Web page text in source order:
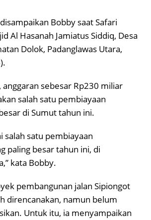
Bobby saat Safari
Al Hasanah Jamiatus Siddiq, Desa
Dolok, Padanglawas Utara,
sebesar Rp230 miliar
salah satu pembiayaan
di Sumut tahun ini.
salah satu pembiayaan
paling besar tahun ini, di
kata Bobby.
pembangunan jalan Sipiongot
direncanakan, namun belum
Untuk itu, ia menyampaikan